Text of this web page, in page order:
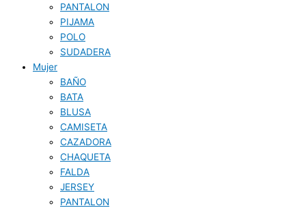
PANTALON
PIJAMA
POLO
SUDADERA
Mujer
BAÑO
BATA
BLUSA
CAMISETA
CAZADORA
CHAQUETA
FALDA
JERSEY
PANTALON